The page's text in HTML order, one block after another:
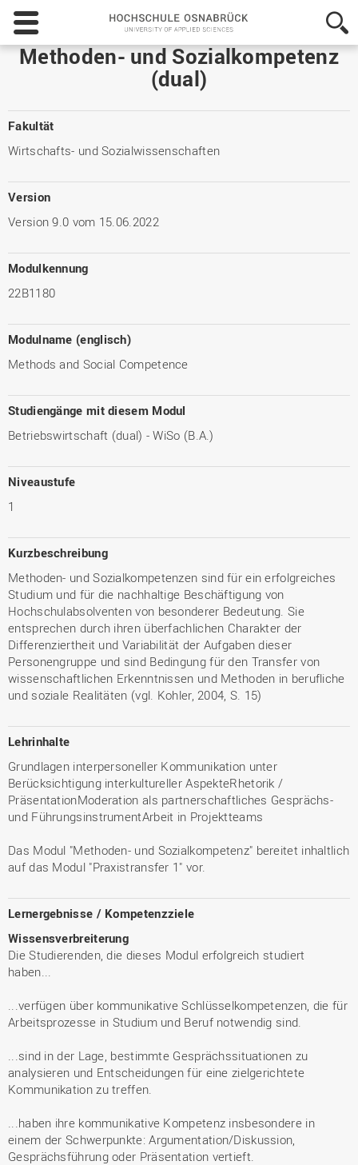
Hochschule
Osnabrück
-
University
Sciences
Methoden- und Sozialkompetenz
(dual)
Fakultät
Wirtschafts- und Sozialwissenschaften
Version
Version 9.0 vom 15.06.2022
Modulkennung
22B1180
Modulname (englisch)
Methods and Social Competence
Studiengänge mit diesem Modul
Betriebswirtschaft (dual) - WiSo (B.A.)
Niveaustufe
1
Kurzbeschreibung
Methoden- und Sozialkompetenzen sind für ein erfolgreiches
Studium und für die nachhaltige Beschäftigung von
Hochschulabsolventen von besonderer Bedeutung. Sie
entsprechen durch ihren überfachlichen Charakter der
Differenziertheit und Variabilität der Aufgaben dieser
Personengruppe und sind Bedingung für den Transfer von
wissenschaftlichen Erkenntnissen und Methoden in berufliche
und soziale Realitäten (vgl. Kohler, 2004, S. 15)
Lehrinhalte
Grundlagen interpersoneller Kommunikation unter
Berücksichtigung interkultureller AspekteRhetorik /
PräsentationModeration als partnerschaftliches Gesprächs-
und FührungsinstrumentArbeit in Projektteams
Das Modul "Methoden- und Sozialkompetenz" bereitet inhaltlich
auf das Modul "Praxistransfer 1" vor.
Lernergebnisse / Kompetenzziele
Wissensverbreiterung
Die Studierenden, die dieses Modul erfolgreich studiert
haben...
...verfügen über kommunikative Schlüsselkompetenzen, die für
Arbeitsprozesse in Studium und Beruf notwendig sind.
...sind in der Lage, bestimmte Gesprächssituationen zu
analysieren und Entscheidungen für eine zielgerichtete
Kommunikation zu treffen.
...haben ihre kommunikative Kompetenz insbesondere in
einem der Schwerpunkte: Argumentation/Diskussion,
Gesprächsführung oder Präsentation vertieft.